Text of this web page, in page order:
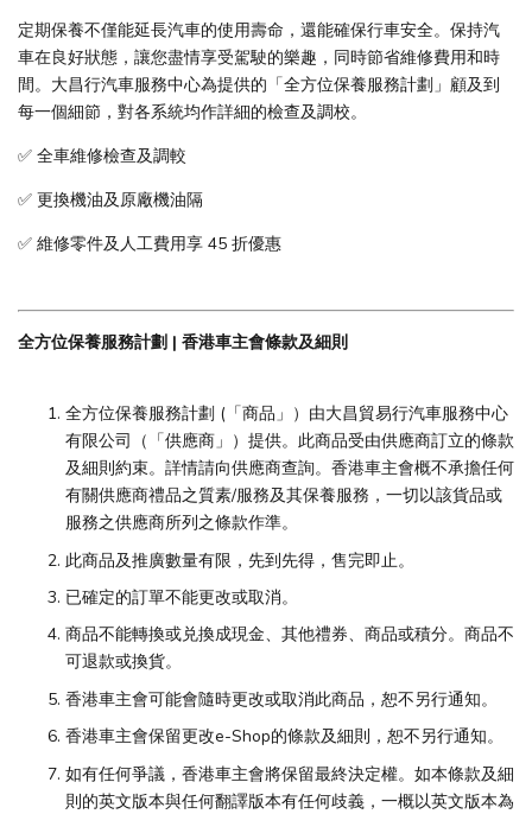
定期保養不僅能延長汽車的使用壽命，還能確保行車安全。保持汽
車在良好狀態，讓您盡情享受駕駛的樂趣，同時節省維修費用和時
間。大昌行汽車服務中心為提供的「全方位保養服務計劃」顧及到
每一個細節，對各系統均作詳細的檢查及調校。
✅ 全車維修檢查及調較
✅ 更換機油及原廠機油隔
✅ 維修零件及人工費用享 45 折優惠
全方位保養服務計劃 | 香港車主會條款及細則
全方位保養服務計劃 (「商品」）由大昌貿易行汽車服務中心
有限公司（「供應商」）提供。此商品受由供應商訂立的條款
及細則約束。詳情請向供應商查詢。香港車主會概不承擔任何
有關供應商禮品之質素/服務及其保養服務，一切以該貨品或
服務之供應商所列之條款作準。
此商品及推廣數量有限，先到先得，售完即止。
已確定的訂單不能更改或取消。
商品不能轉換或兑換成現金、其他禮券、商品或積分。商品不
可退款或換貨。
香港車主會可能會隨時更改或取消此商品，恕不另行通知。
香港車主會保留更改e-Shop的條款及細則，恕不另行通知。
如有任何爭議，香港車主會將保留最終決定權。如本條款及細
則的英文版本與任何翻譯版本有任何歧義，一概以英文版本為